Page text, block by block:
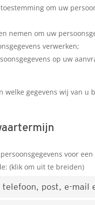
om uw
nemen om uw
verwerken;
op uw
gegevens wij van u
voor
(klik om uit te breiden)
post, e-mail